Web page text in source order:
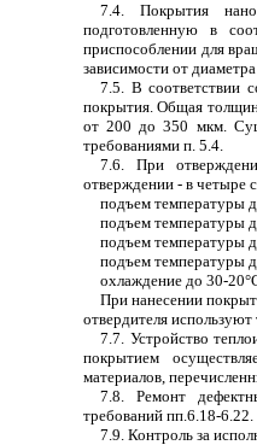
7.4. Покрытия
подготовленную в
приспособлении для
зависимости от
7.5. В соответствии
покрытия. Общая
от 200 до 350 мкм.
требованиями п. 5.4.
7.6. При
отверждении - в четыре
подъем температуры
подъем температуры
подъем температуры
подъем температуры
охлаждение до 30-
При нанесении
отвердителя используют
7.7. Устройство
покрытием
материалов,
7.8. Ремонт
требований пп.6.18-6.22.
7.9. Контроль за